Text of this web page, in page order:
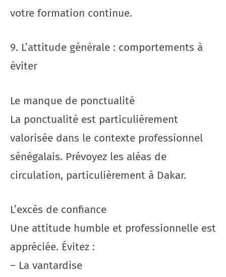
votre formation continue.
9. L’attitude générale : comportements à
éviter
Le manque de ponctualité
La ponctualité est particulièrement
valorisée dans le contexte professionnel
sénégalais. Prévoyez les aléas de
circulation, particulièrement à Dakar.
L’excès de confiance
Une attitude humble et professionnelle est
appréciée. Évitez :
– La vantardise